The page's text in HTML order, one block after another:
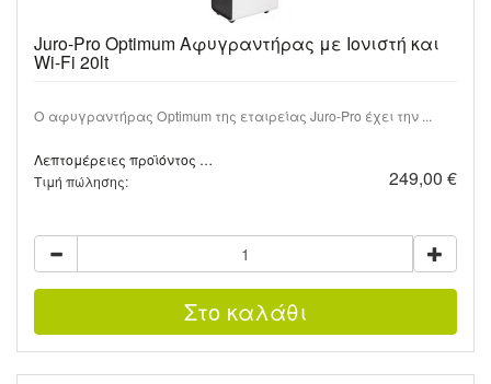
Juro-Pro Optimum Αφυγραντήρας με Ιονιστή και
Wi-Fi 20lt
Ο αφυγραντήρας Optimum της εταιρείας Juro-Pro έχει την ...
Λεπτομέρειες προϊόντος …
Τιμή πώλησης:
249,00 €